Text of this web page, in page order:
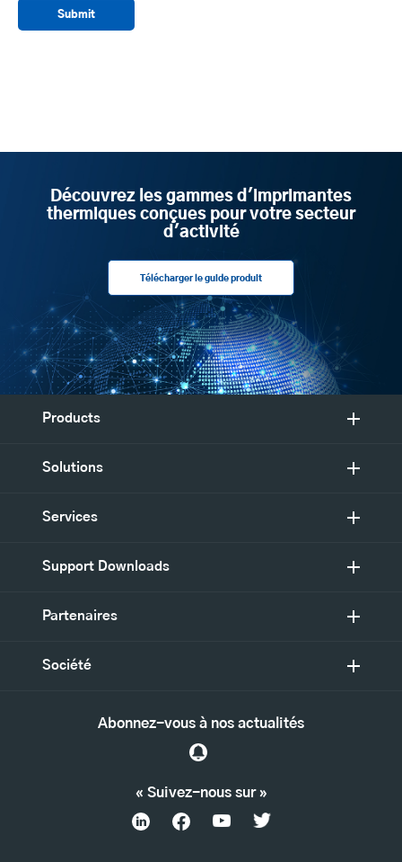
Découvrez les gammes d'imprimantes
thermiques conçues pour votre secteur
d'activité
Télécharger le guide produit
Products
Solutions
Services
Support Downloads
Partenaires
Société
« Suivez-nous sur »
Abonnez-vous à nos actualités